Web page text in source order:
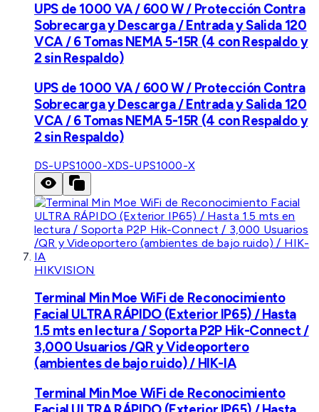
UPS de 1000 VA / 600 W / Protección Contra
Sobrecarga y Descarga / Entrada y Salida 120
VCA / 6 Tomas NEMA 5-15R (4 con Respaldo y
2 sin Respaldo)
UPS de 1000 VA / 600 W / Protección Contra
Sobrecarga y Descarga / Entrada y Salida 120
VCA / 6 Tomas NEMA 5-15R (4 con Respaldo y
2 sin Respaldo)
DS-UPS1000-XDS-UPS1000-X
HIKVISION
Terminal Min Moe WiFi de Reconocimiento
Facial ULTRA RÁPIDO (Exterior IP65) / Hasta
1.5 mts en lectura / Soporta P2P Hik-Connect /
3,000 Usuarios /QR y Videoportero
(ambientes de bajo ruido) / HIK-IA
Terminal Min Moe WiFi de Reconocimiento